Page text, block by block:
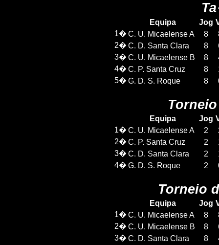
Equipa Jog
1� C. U. Micaelense A 8
2� C. D. Santa Clara 8
3� C. U. Micaelense B 8
4� C. P. Santa Cruz 8
5� G. D. S. Roque 8
Equipa Jog
1� C. U. Micaelense A 2
2� C. P. Santa Cruz 2
3� C. D. Santa Clara 2
4� G. D. S. Roque 2
Torneio
Equipa Jog
1� C. U. Micaelense A 8
2� C. U. Micaelense B 8
3� C. D. Santa Clara 8